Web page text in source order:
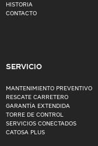
HISTORIA
CONTACTO
SERVICIO
MANTENIMIENTO PREVENTIVO
RESCATE CARRETERO
GARANTÍA EXTENDIDA
TORRE DE CONTROL
SERVICIOS CONECTADOS
CATOSA PLUS